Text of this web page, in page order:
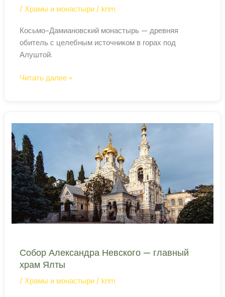
/Храмы и монастыри /krim
Косьмо-Дамиановский монастырь — древняя
обитель с целебным источником в горах под
Алуштой.
Косьмо-
целебный
источник
в
горах
Читать далее »
Собор Александра Невского — главный
храм Ялты
/Храмы и монастыри /krim